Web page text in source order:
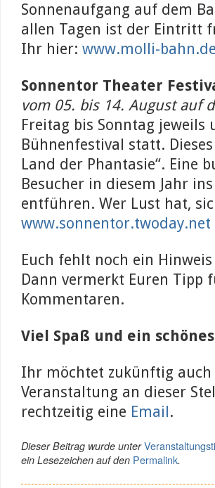
Sonnenaufgang auf dem
allen Tagen ist der Eintritt
Ihr hier: www.molli-bahn.de
Sonnentor Theater
vom 05. bis 14. August auf
Freitag bis Sonntag
Bühnenfestival statt.
Land der Phantasie“. Eine
Besucher in diesem Jahr
entführen. Wer Lust hat,
www.sonnentor.twoday.net
Euch fehlt noch ein
Dann vermerkt Euren Tipp
Kommentaren.
Viel Spaß und ein
Ihr möchtet zukünftig auch
Veranstaltung an dieser
rechtzeitig eine Email.
Dieser Beitrag wurde unter
ein Lesezeichen auf den Permalink.